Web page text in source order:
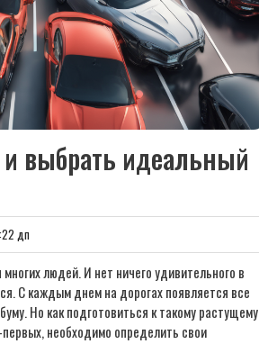
и выбрать идеальный
дп
дп
людей. И нет ничего удивительного в
С каждым днем на дорогах появляется все
Но как подготовиться к такому растущему
необходимо определить свои